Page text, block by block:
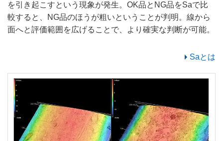
を引き起こすという現象が発生。OK品とNG品をSaで比
較すると、NG品のほうが粗いということが判明。線から
面へと評価範囲を広げることで、より確実な判断が可能。
Saとは